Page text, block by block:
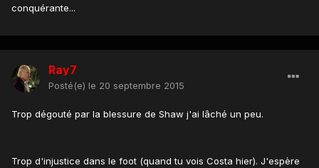
conquérante...
Ray7
Posté(e) le 20 septembre 2015
Trop dégouté par la blessure de Shaw j'ai lâché un peu.
Trop d'injustice dans le foot (quand tu vois Costa hier). J'espère